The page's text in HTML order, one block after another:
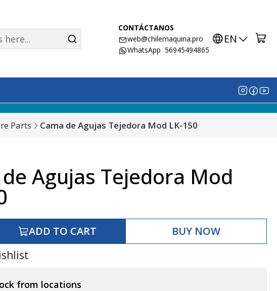
CONTÁCTANOS
web@chilemaquina.pro
WhatsApp 56945494865
EN
Parts Cama de Agujas Tejedora Mod LK-150
Agujas Tejedora Mod
ADD TO CART BUY NOW
from locations